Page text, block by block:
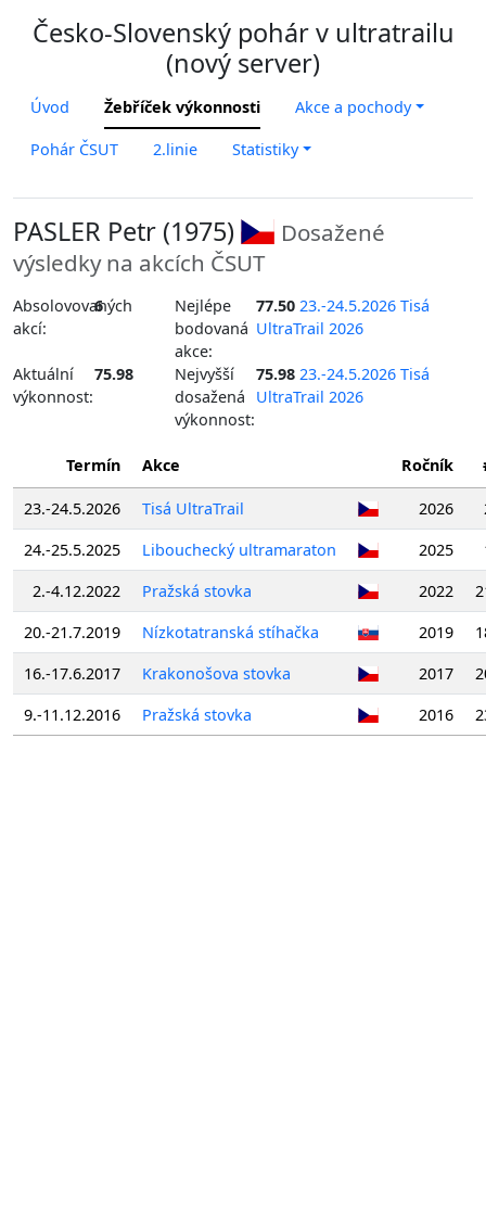
Česko-Slovenský pohár v ultratrailu
(nový server)
Úvod Žebříček výkonnosti Akce a pochody
Pohár ČSUT 2.linie Statistiky
PASLER Petr (1975)
Dosažené
výsledky na akcích ČSUT
Absolovovaných
akcí:
6
Nejlépe
bodovaná
akce:
77.50 23.-24.5.2026 Tisá
UltraTrail 2026
Aktuální
výkonnost:
75.98
Nejvyšší
dosažená
výkonnost:
75.98 23.-24.5.2026 Tisá
UltraTrail 2026
Termín Akce Ročník
23.-24.5.2026 Tisá UltraTrail 2026
24.-25.5.2025
Libouchecký ultramaraton 2025
2.-4.12.2022
Pražská stovka 2022
20.-21.7.2019
Nízkotatranská stíhačka 2019
16.-17.6.2017
Krakonošova stovka 2017
9.-11.12.2016
Pražská stovka 2016